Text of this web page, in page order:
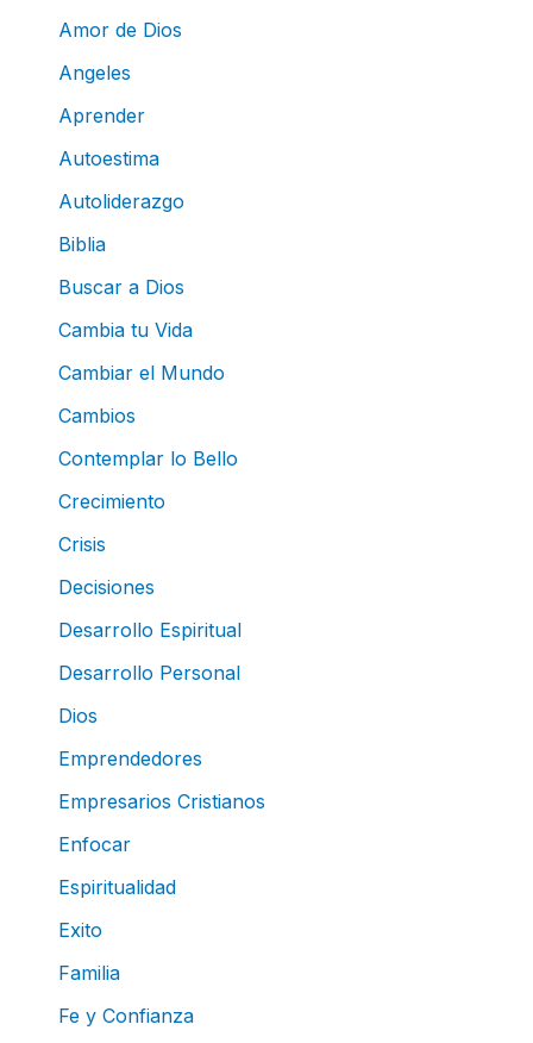
Amor de Dios
Angeles
Aprender
Autoestima
Autoliderazgo
Biblia
Buscar a Dios
Cambia tu Vida
Cambiar el Mundo
Cambios
Contemplar lo Bello
Crecimiento
Crisis
Decisiones
Desarrollo Espiritual
Desarrollo Personal
Dios
Emprendedores
Empresarios Cristianos
Enfocar
Espiritualidad
Exito
Familia
Fe y Confianza